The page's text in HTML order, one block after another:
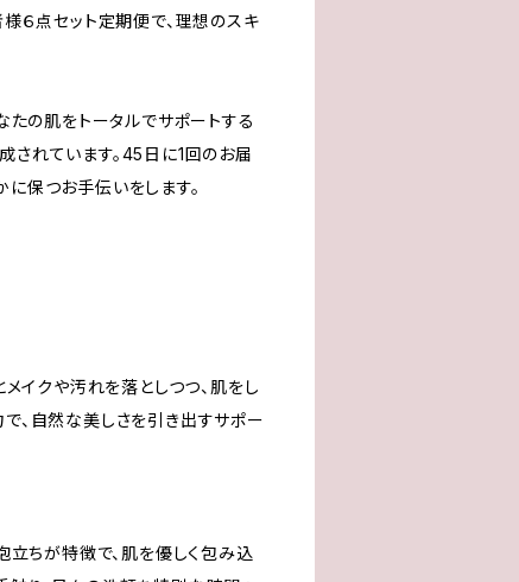
６点セット定期便で、理想のスキ
たの肌をトータルでサポートする
されています。45日に1回のお届
に保つお手伝いをします。
イクや汚れを落としつつ、肌をし
、自然な美しさを引き出すサポー
立ちが特徴で、肌を優しく包み込